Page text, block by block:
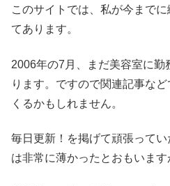
このサイトでは、私が今まで
てあります。
2006年の7月、まだ美容室に勤
ります。ですので関連記事な
くるかもしれません。
毎日更新！を掲げて頑張って
は非常に薄かったとおもいま